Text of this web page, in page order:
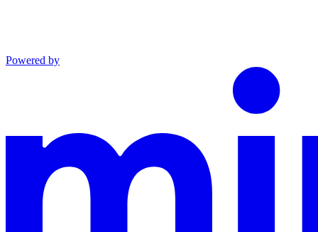
Powered by